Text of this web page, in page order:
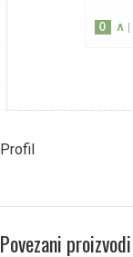
0 ∧
Profil
Povezani proizvodi